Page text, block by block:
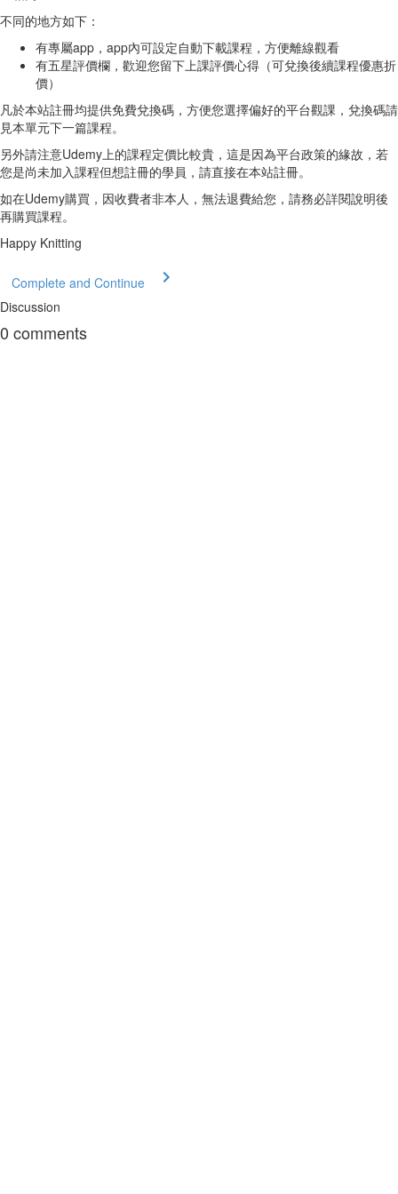
不同的地方如下：
有專屬app，app內可設定自動下載課程，方便離線觀看
有五星評價欄，歡迎您留下上課評價心得（可兌換後續課程優惠折
價）
凡於本站註冊均提供免費兌換碼，方便您選擇偏好的平台觀課，兌換碼請
見本單元下一篇課程。
另外請注意Udemy上的課程定價比較貴，這是因為平台政策的緣故，若
您是尚未加入課程但想註冊的學員，請直接在本站註冊。
如在Udemy購買，因收費者非本人，無法退費給您，請務必詳閱說明後
再購買課程。
Happy Knitting
Complete and Continue
Discussion
0 comments